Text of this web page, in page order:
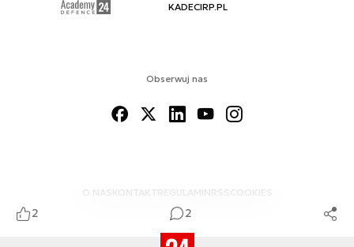
2 2
Obserwuj nas
O NAS KONTAKTREGULAMINRSS COOKIES
KADECIRP.PL